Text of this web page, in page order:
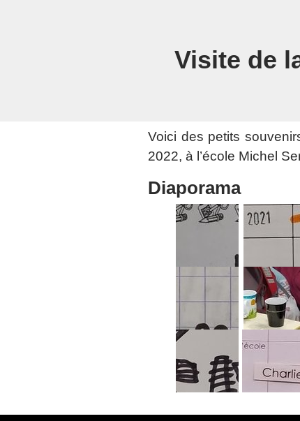
Visite de
Voici des petits
2022, à l’école Michel
Diaporama